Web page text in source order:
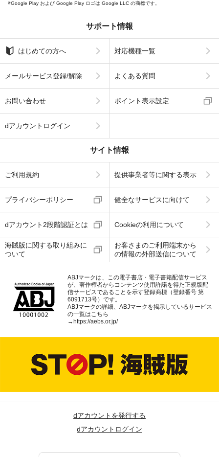
Google Play および Google Play ロゴは Google LLC の商標です。
サポート情報
はじめての方へ 対応機種一覧
メールサービス登録/解除 よくある質問
お問い合わせ ポイント表示設定
dアカウントログイン
サイト情報
ご利用規約 提供事業者等に関する表示
プライバシーポリシー 健全なサービスに向けて
dアカウント2段階認証とは Cookieの利用について
海賊版に関する取り組みに
ついて
お客さまのご利用端末から
の情報の外部送信について
ABJマークは、この電子書店・電子書籍配信サービス
が、著作権者からコンテンツ使用許諾を得た正規版配
信サービスであることを示す登録商標（登録番号 第
6091713号）です。
ABJマークの詳細、ABJマークを掲示しているサービス
の一覧はこちら
→ https://aebs.or.jp/
dアカウントを発行する
dアカウントログイン